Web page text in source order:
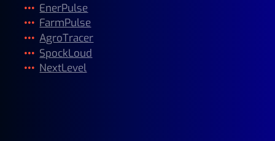
EnerPulse
FarmPulse
AgroTracer
SpockLoud
NextLevel